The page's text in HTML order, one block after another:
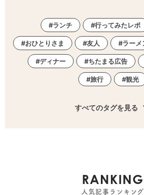
ランチ 行ってみたレポ
おひとりさま 友人 ラーメ
ディナー ちたまる広告
旅行 観光
すべてのタグを見る
RANKING
人気記事ランキング